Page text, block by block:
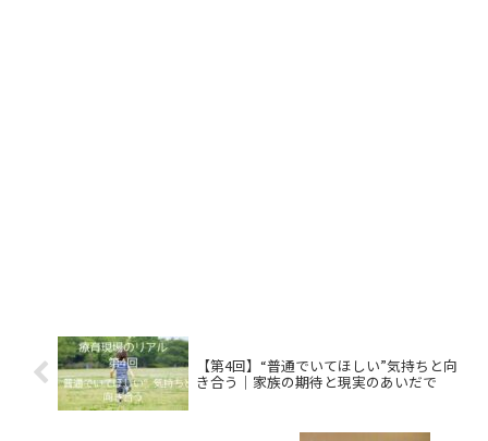
【第4回】“普通でいてほしい”気持ちと向
き合う｜家族の期待と現実のあいだで